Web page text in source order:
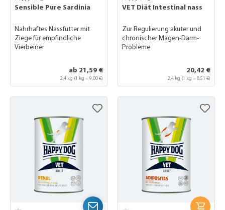
Sensible Pure Sardinia
Nahrhaftes Nassfutter mit
Ziege für empfindliche
Vierbeiner
ab 21,59 €
2,4 kg (1 kg = 9,00 €)
VET Diät Intestinal nass
Zur Regulierung akuter und
chronischer Magen-Darm-
Probleme
20,42 €
2,4 kg (1 kg = 8,51 €)